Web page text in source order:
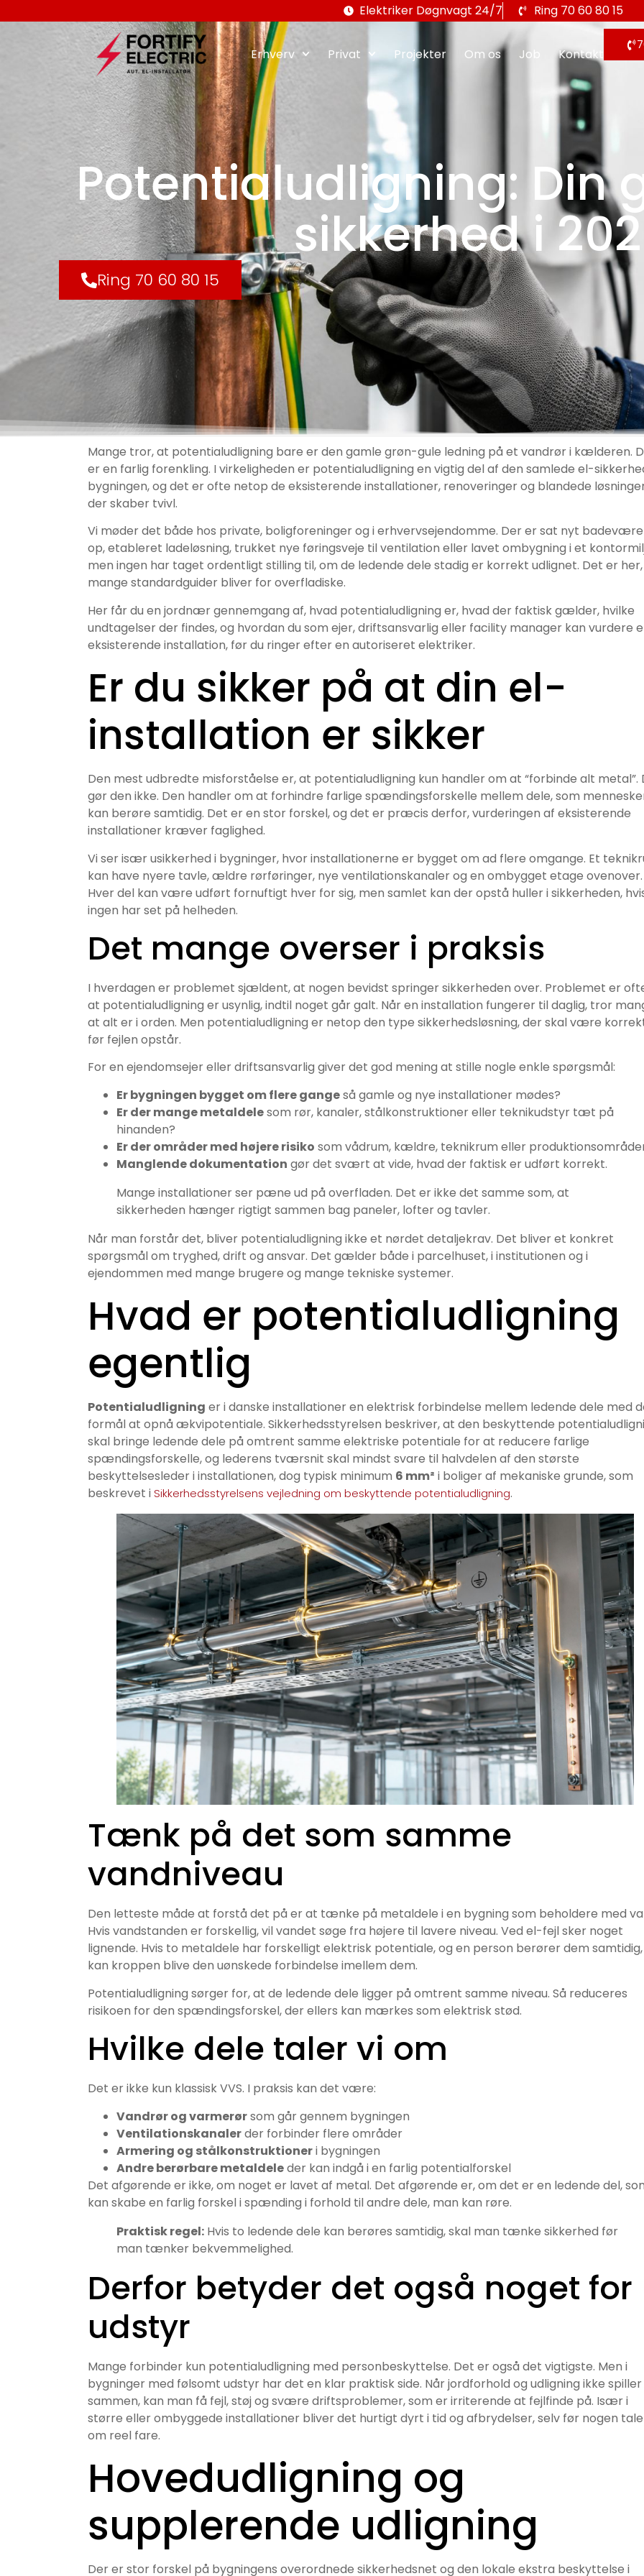
Elektriker Døgnvagt 24/7 Ring 70 60 80 15
Erhverv Privat Projekter Om os Job Kontakt
Potentialudligning: Din
sikkerhed i
Ring 70 60 80 15
Mange tror, at potentialudligning bare er den gamle grøn-gule ledning på et vandrør i kælderen.
er en farlig forenkling. I virkeligheden er potentialudligning en vigtig del af den samlede el-
bygningen, og det er ofte netop de eksisterende installationer, renoveringer og blandede
der skaber tvivl.
Vi møder det både hos private, boligforeninger og i erhvervsejendomme. Der er sat nyt
op, etableret ladeløsning, trukket nye føringsveje til ventilation eller lavet ombygning i et
men ingen har taget ordentligt stilling til, om de ledende dele stadig er korrekt udlignet. Det er her,
mange standardguider bliver for overfladiske.
Her får du en jordnær gennemgang af, hvad potentialudligning er, hvad der faktisk gælder, hvilke
undtagelser der findes, og hvordan du som ejer, driftsansvarlig eller facility manager kan vurdere
eksisterende installation, før du ringer efter en autoriseret elektriker.
Er du sikker på at din el-
installation er sikker
Den mest udbredte misforståelse er, at potentialudligning kun handler om at “forbinde alt metal”.
gør den ikke. Den handler om at forhindre farlige spændingsforskelle mellem dele, som
kan berøre samtidig. Det er en stor forskel, og det er præcis derfor, vurderingen af eksisterende
installationer kræver faglighed.
Vi ser især usikkerhed i bygninger, hvor installationerne er bygget om ad flere omgange. Et
kan have nyere tavle, ældre rørføringer, nye ventilationskanaler og en ombygget etage ovenover.
Hver del kan være udført fornuftigt hver for sig, men samlet kan der opstå huller i sikkerheden,
ingen har set på helheden.
Det mange overser i praksis
I hverdagen er problemet sjældent, at nogen bevidst springer sikkerheden over. Problemet er
at potentialudligning er usynlig, indtil noget går galt. Når en installation fungerer til daglig, tror
at alt er i orden. Men potentialudligning er netop den type sikkerhedsløsning, der skal være
før fejlen opstår.
For en ejendomsejer eller driftsansvarlig giver det god mening at stille nogle enkle spørgsmål:
Er bygningen bygget om flere gangeså gamle og nye installationer mødes?
Er der mange metaldelesom rør, kanaler, stålkonstruktioner eller teknikudstyr tæt på
hinanden?
Er der områder med højere risiko som vådrum, kældre, teknikrum eller
Manglende dokumentation gør det svært at vide, hvad der faktisk er udført korrekt.
Mange installationer ser pæne ud på overfladen. Det er ikke det samme som, at
sikkerheden hænger rigtigt sammen bag paneler, lofter og tavler.
Når man forstår det, bliver potentialudligning ikke et nørdet detaljekrav. Det bliver et konkret
spørgsmål om tryghed, drift og ansvar. Det gælder både i parcelhuset, i institutionen og i
ejendommen med mange brugere og mange tekniske systemer.
Hvad er potentialudligning
egentlig
Potentialudligning er i danske installationer en elektrisk forbindelse mellem ledende dele med
formål at opnå ækvipotentiale. Sikkerhedsstyrelsen beskriver, at den beskyttende
skal bringe ledende dele på omtrent samme elektriske potentiale for at reducere farlige
spændingsforskelle, og lederens tværsnit skal mindst svare til halvdelen af den største
beskyttelsesleder i installationen, dog typisk minimum 6 mm² i boliger af mekaniske grunde, som
beskrevet iSikkerhedsstyrelsens vejledning om beskyttende potentialudligning.
Tænk på det som samme
vandniveau
Den letteste måde at forstå det på er at tænke på metaldele i en bygning som beholdere med
Hvis vandstanden er forskellig, vil vandet søge fra højere til lavere niveau. Ved el-fejl sker noget
lignende. Hvis to metaldele har forskelligt elektrisk potentiale, og en person berører dem samtidig,
kan kroppen blive den uønskede forbindelse imellem dem.
Potentialudligning sørger for, at de ledende dele ligger på omtrent samme niveau. Så reduceres
risikoen for den spændingsforskel, der ellers kan mærkes som elektrisk stød.
Hvilke dele taler vi om
Det er ikke kun klassisk VVS. I praksis kan det være:
Vandrør og varmerørsom går gennem bygningen
Ventilationskanalerder forbinder flere områder
Armering og stålkonstruktioneri bygningen
Andre berørbare metaldeleder kan indgå i en farlig potentialforskel
Det afgørende er ikke, om noget er lavet af metal. Det afgørende er, om det er en ledende del,
kan skabe en farlig forskel i spænding i forhold til andre dele, man kan røre.
Praktisk regel: Hvis to ledende dele kan berøres samtidig, skal man tænke sikkerhed før
man tænker bekvemmelighed.
Derfor betyder det også noget for
udstyr
Mange forbinder kun potentialudligning med personbeskyttelse. Det er også det vigtigste. Men i
bygninger med følsomt udstyr har det en klar praktisk side. Når jordforhold og udligning ikke spiller
sammen, kan man få fejl, støj og svære driftsproblemer, som er irriterende at fejlfinde på. Især i
større eller ombyggede installationer bliver det hurtigt dyrt i tid og afbrydelser, selv før nogen
om reel fare.
Hovedudligning og
supplerende udligning
Der er stor forskel på bygningens overordnede sikkerhedsnet og den lokale ekstra beskyttelse i